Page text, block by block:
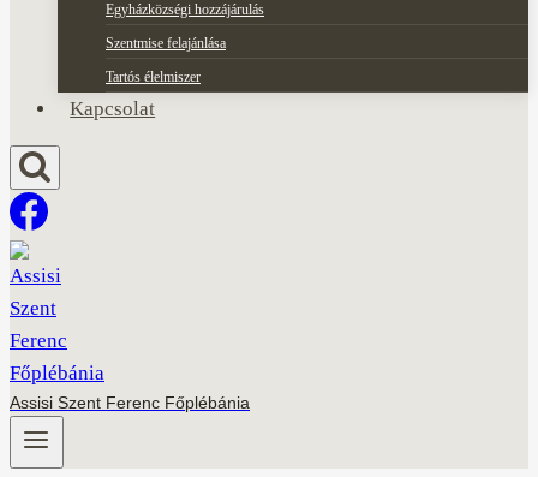
Egyházközségi hozzájárulás
Szentmise felajánlása
Tartós élelmiszer
Kapcsolat
Assisi Szent Ferenc Főplébánia